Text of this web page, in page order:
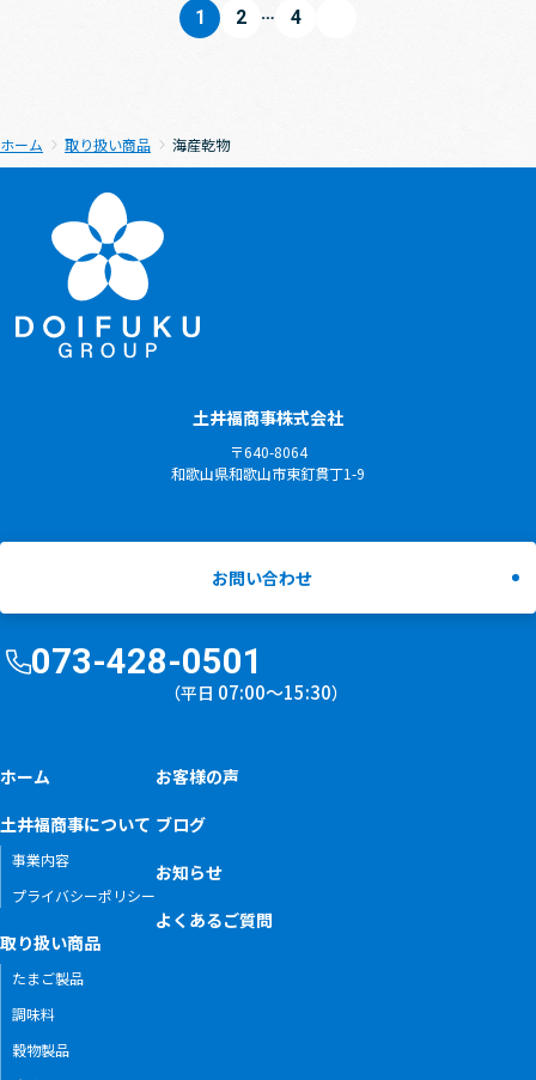
1 2 … 4
ホーム 取り扱い商品 海産乾物
土井福商事株式会社
〒640-8064
和歌山県和歌山市東釘貫丁1-9
お問い合わせ
073-428-0501
（平日 07:00〜15:30）
ホーム
土井福商事について
事業内容
プライバシーポリシー
取り扱い商品
たまご製品
調味料
穀物製品
お客様の声
ブログ
お知らせ
よくあるご質問